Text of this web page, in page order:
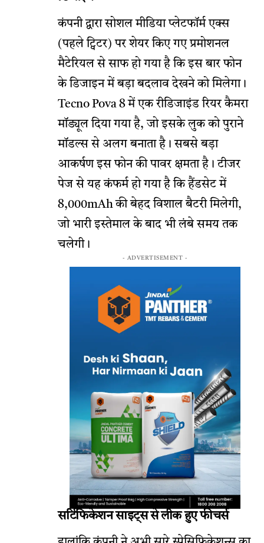
कंपनी द्वारा सोशल मीडिया प्लेटफॉर्म एक्स
(पहले ट्विटर) पर शेयर किए गए प्रमोशनल
मैटेरियल से साफ हो गया है कि इस बार फोन
के डिजाइन में बड़ा बदलाव देखने को मिलेगा।
Tecno Pova 8 में एक रीडिजाइंड रियर कैमरा
मॉड्यूल दिया गया है, जो इसके लुक को पुराने
मॉडल्स से अलग बनाता है। सबसे बड़ा
आकर्षण इस फोन की पावर क्षमता है। टीजर
पेज से यह कंफर्म हो गया है कि हैंडसेट में
8,000mAh की बेहद विशाल बैटरी मिलेगी,
जो भारी इस्तेमाल के बाद भी लंबे समय तक
चलेगी।
- ADVERTISEMENT -
सर्टिफिकेशन साइट्स से लीक हुए फीचर्स